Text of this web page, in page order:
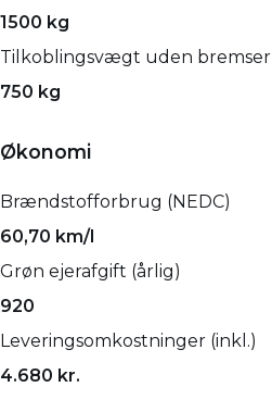
1500 kg
Tilkoblingsvægt uden bremser
750 kg
Økonomi
Brændstofforbrug (NEDC)
60,70 km/l
Grøn ejerafgift (årlig)
920
Leveringsomkostninger (inkl.)
4.680 kr.